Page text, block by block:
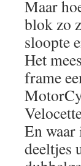
Maar
blok zo
sloopte
Het
frame
En
deeltjes